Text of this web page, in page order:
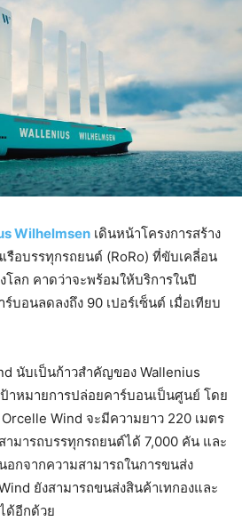
Wilhelmsen เดินหน้าโครงการสร้าง
รือบรรทุกรถยนต์ (RoRo) ที่ขับเคลี่อน
โลก คาดว่าจะพร้อมให้บริการในปี
บอนลดลงถึง 90 เปอร์เซ็นต์ เมื่อเทียบ
นับเป็นก้าวสำคัญของ Wallenius
าหมายการปล่อยคาร์บอนเป็นศูนย์ โดย
Orcelle Wind จะมีความยาว 220 เมตร
ามารถบรรทุกรถยนต์ได้ 7,000 คัน และ
อกจากความสามารถในการขนส่ง
ยังสามารถขนส่งสินค้าเทกองและ
ด้อีกด้วย